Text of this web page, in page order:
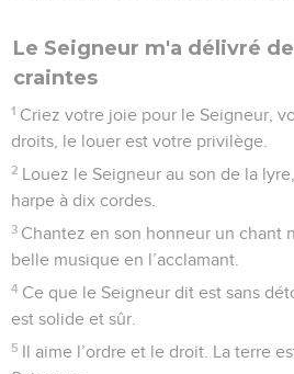
forces s’épuisaient en plaintes
4 Car de jour et de nuit, Seigneur,
Je me suis dit : « Je suis rebelle au
reconnaître devant lui. » Et toi, tu
faute. Pause
6
Voilà pourquoi tous les fidèles
prière quand ils découvrent leur
de les submerger ils resteront hors
7 Tu es un abri pour moi, tu me